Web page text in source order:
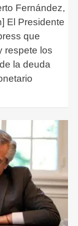
Fernández,
El Presidente
que
respete los
la deuda